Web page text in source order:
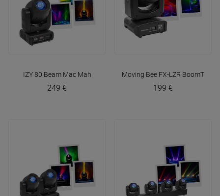
IZY 80 Beam Mac Mah
249 €
Moving Bee FX-LZR BoomTone
199 €